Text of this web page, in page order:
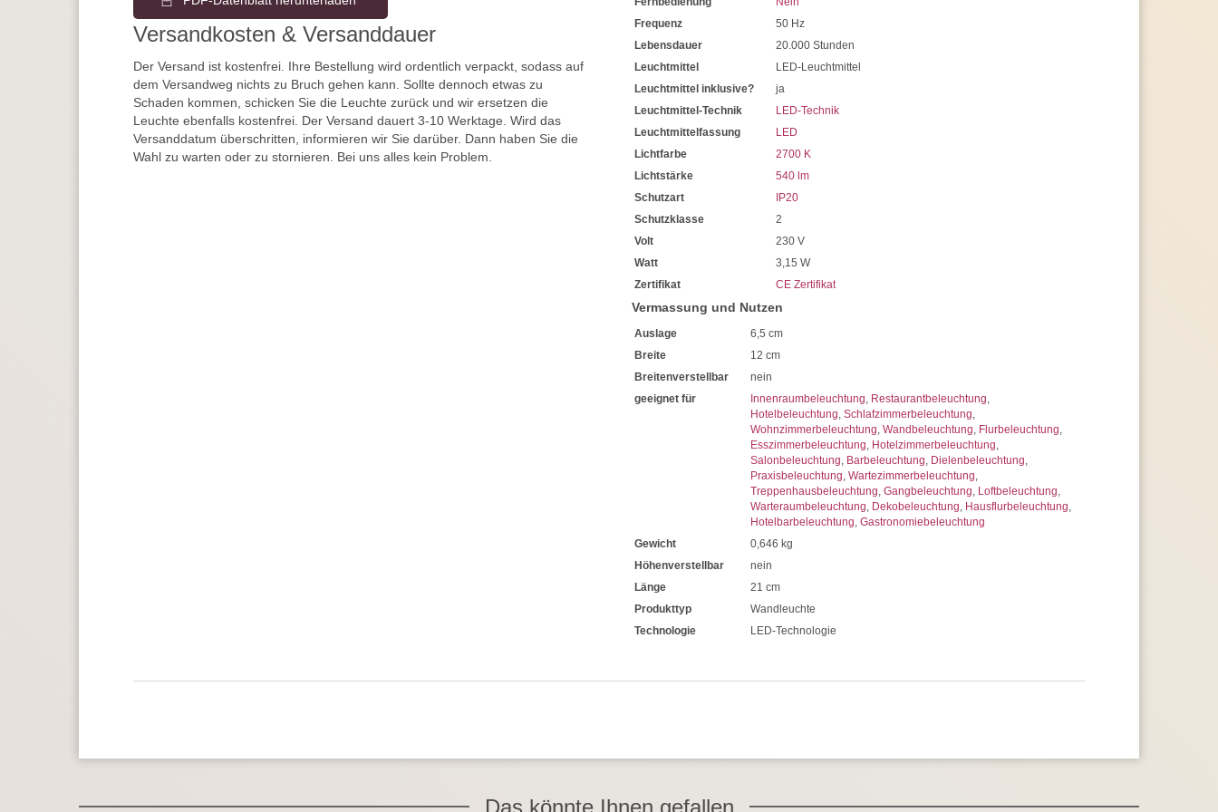
Versandkosten & Versanddauer
Der Versand ist kostenfrei. Ihre Bestellung wird ordentlich verpackt, sodass auf
dem Versandweg nichts zu Bruch gehen kann. Sollte dennoch etwas zu
Schaden kommen, schicken Sie die Leuchte zurück und wir ersetzen die
Leuchte ebenfalls kostenfrei. Der Versand dauert 3-10 Werktage. Wird das
Versanddatum überschritten, informieren wir Sie darüber. Dann haben Sie die
Wahl zu warten oder zu stornieren. Bei uns alles kein Problem.
Frequenz
50 Hz
Lebensdauer
20.000 Stunden
Leuchtmittel
LED-Leuchtmittel
Leuchtmittel inklusive?
ja
Leuchtmittel-Technik
LED-Technik
Leuchtmittelfassung
LED
Lichtfarbe
2700 K
Lichtstärke
540 lm
Schutzart
IP20
Schutzklasse
2
Volt
230 V
Watt
3,15 W
Zertifikat
CE Zertifikat
Vermassung und Nutzen
Auslage
6,5 cm
Breite
12 cm
Breitenverstellbar
nein
geeignet für
Innenraumbeleuchtung, Restaurantbeleuchtung,
Hotelbeleuchtung, Schlafzimmerbeleuchtung,
Wohnzimmerbeleuchtung, Wandbeleuchtung, Flurbeleuchtung,
Esszimmerbeleuchtung, Hotelzimmerbeleuchtung,
Salonbeleuchtung, Barbeleuchtung, Dielenbeleuchtung,
Praxisbeleuchtung, Wartezimmerbeleuchtung,
Treppenhausbeleuchtung, Gangbeleuchtung, Loftbeleuchtung,
Warteraumbeleuchtung, Dekobeleuchtung, Hausflurbeleuchtung,
Hotelbarbeleuchtung, Gastronomiebeleuchtung
Gewicht
0,646 kg
Höhenverstellbar
nein
Länge
21 cm
Produkttyp
Wandleuchte
Technologie
LED-Technologie